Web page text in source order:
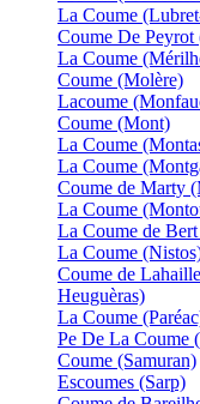
La Coume
Coume De Peyrot
La Coume
Coume (Molère)
Lacoume
Coume (Mont)
La Coume
La Coume
Coume de Marty
La Coume
La Coume de
La Coume
Coume de
Heuguèras)
La Coume
Pe De La Coume
Coume (Samuran)
Escoumes (Sarp)